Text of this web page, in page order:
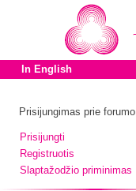
In English
Prisijungimas prie forumo
Prisijungti
Registruotis
Slaptažodžio priminimas